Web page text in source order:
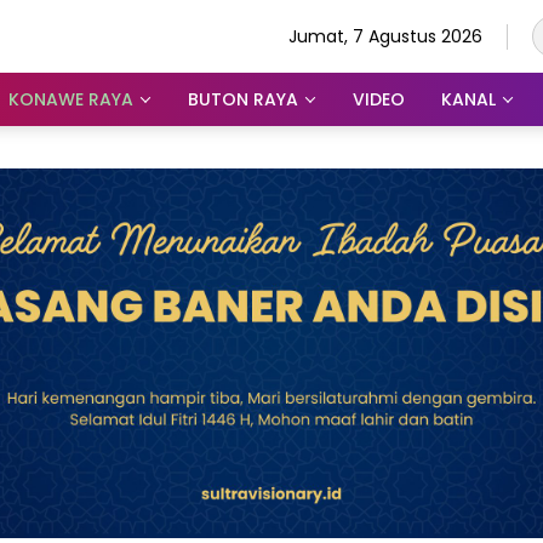
Jumat, 7 Agustus 2026
KONAWE RAYA BUTON RAYA VIDEO KANAL